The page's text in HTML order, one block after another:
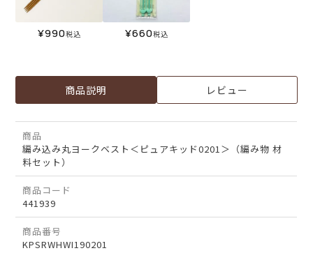
¥990税込 ¥660税込
商品説明 レビュー
商品
編み込み丸ヨークベスト＜ピュアキッド0201＞（編み物 材
料セット）
商品コード
441939
商品番号
KPSRWHWI190201